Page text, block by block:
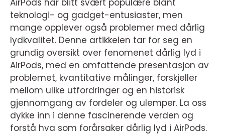
AirPods har blitt svært populære blant
teknologi- og gadget-entusiaster, men
mange opplever også problemer med dårlig
lydkvalitet. Denne artikkelen tar for seg en
grundig oversikt over fenomenet dårlig lyd i
AirPods, med en omfattende presentasjon av
problemet, kvantitative målinger, forskjeller
mellom ulike utfordringer og en historisk
gjennomgang av fordeler og ulemper. La oss
dykke inn i denne fascinerende verden og
forstå hva som forårsaker dårlig lyd i AirPods.